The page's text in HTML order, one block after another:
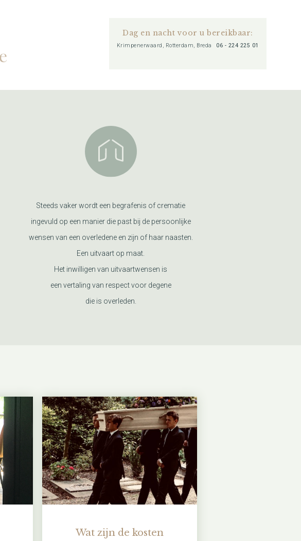
Dag en nacht voor u bereikbaar:
Krimpenerwaard, Rotterdam, Breda 06 - 224 225 01
Steeds vaker wordt een begrafenis of crematie
ingevuld op een manier die past bij de persoonlijke
wensen van een overledene en zijn of haar naasten.
Een uitvaart op maat.
Het inwilligen van uitvaartwensen is
een vertaling van respect voor degene
die is overleden.
Wat zijn de kosten